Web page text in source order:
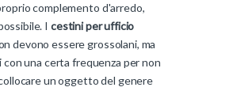
complemento d'arredo,
I cestini per ufficio
devono essere grossolani, ma
una certa frequenza per non
un oggetto del genere